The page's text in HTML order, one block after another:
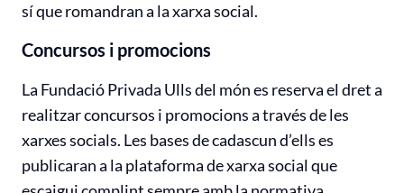
sí que romandran a la xarxa social.
Concursos i promocions
La Fundació Privada Ulls del món es reserva el dret a
realitzar concursos i promocions a través de les
xarxes socials. Les bases de cadascun d’ells es
publicaran a la plataforma de xarxa social que